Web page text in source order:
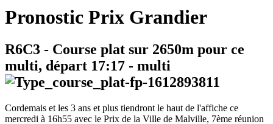
Pronostic Prix Grandier
R6C3 - Course plat sur 2650m pour ce
multi, départ 17:17 - multi
Cordemais et les 3 ans et plus tiendront le haut de l'affiche ce
mercredi à 16h55 avec le Prix de la Ville de Malville, 7ème réunion